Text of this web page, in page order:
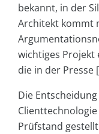
bekannt, in der
Architekt kommt
wichtiges Projekt
die in der
Die
Prüfstand